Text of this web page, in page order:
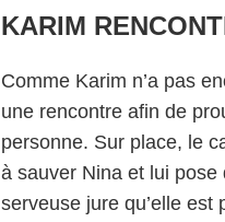
KARIM
Comme Karim n’a pas
une rencontre afin de
personne. Sur place, le
à sauver Nina et lui
serveuse jure qu’elle est